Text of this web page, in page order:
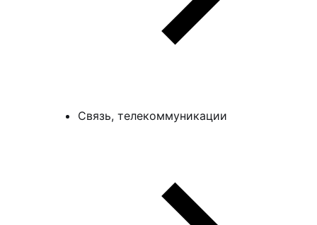
Связь, телекоммуникации